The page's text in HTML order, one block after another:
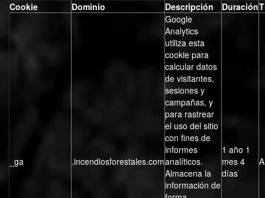
Cookie
Dominio Descripción Duración
_ga .incendiosforestales.com
Google
Analytics
utiliza esta
cookie para
calcular datos
de visitantes,
sesiones y
campañas, y
para rastrear
el uso del sitio
con fines de
informes
analíticos.
Almacena la
información de
1 año 1
mes 4
días